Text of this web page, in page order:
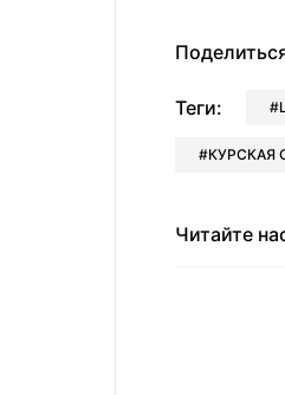
Теги:
КУРСКАЯ
Читайте